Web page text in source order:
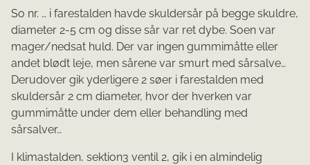
So nr. … i farestalden havde skuldersår på begge skuldre,
diameter 2-5 cm og disse sår var ret dybe. Soen var
mager/nedsat huld. Der var ingen gummimåtte eller
andet blødt leje, men sårene var smurt med sårsalve…
Derudover gik yderligere 2 søer i farestalden med
skuldersår 2 cm diameter, hvor der hverken var
gummimåtte under dem eller behandling med
sårsalver…
I klimastalden, sektion3 ventil 2, gik i en almindelig